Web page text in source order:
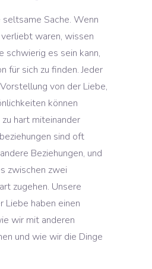
Sache. Wenn
waren, wissen
schwierig es sein kann,
für sich zu finden. Jeder
von der Liebe,
können
hart miteinander
sind oft
Beziehungen, und
zwischen zwei
zugehen. Unsere
Liebe haben einen
wir mit anderen
und wie wir die Dinge